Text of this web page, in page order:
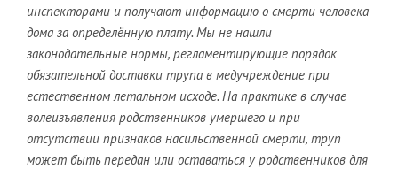
инспекторами и получают информацию о смерти человека
дома за определённую плату. Мы не нашли
законодательные нормы, регламентирующие порядок
обязательной доставки трупа в медучреждение при
естественном летальном исходе. На практике в случае
волеизъявления родственников умершего и при
отсутствии признаков насильственной смерти, труп
может быть передан или оставаться у родственников для